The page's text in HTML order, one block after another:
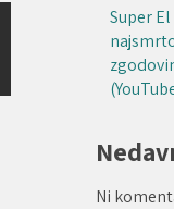
Super
Ni